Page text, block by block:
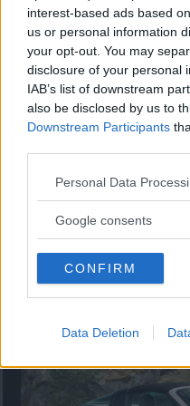
interest-based ads based
us or personal information
your opt-out. You may
disclosure of your personal
IAB’s list of downstream
also be disclosed by us to
Downstream Participants
Please note that this
not limited to your visit or
use your data for below
consent section.
Personal Data
Google consents
CONFIRM
Data Deletion
Utbudet av terrängdugliga
nu på av eldrivna Toyota
Så står sig nya